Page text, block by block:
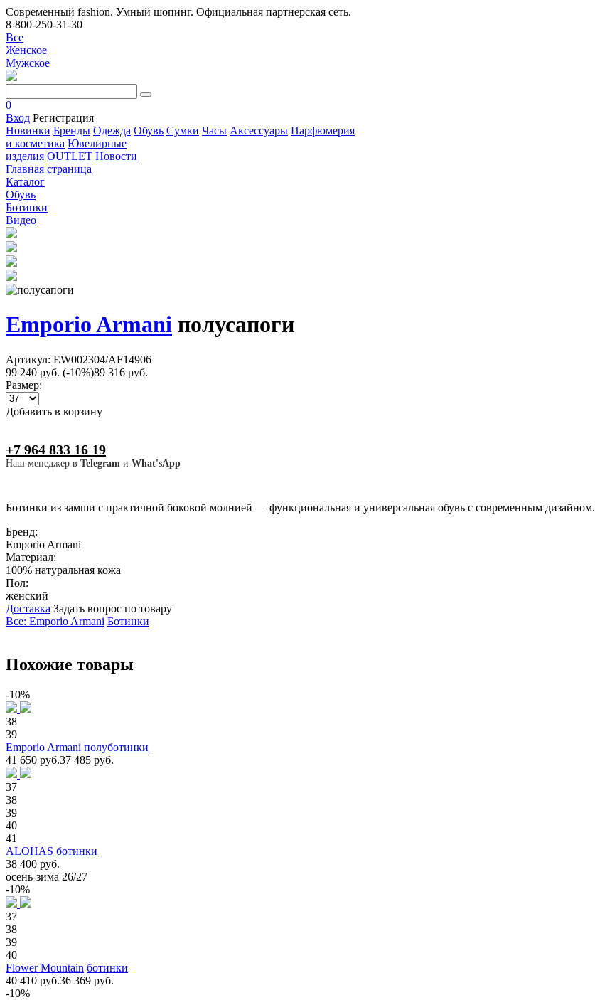
Современный fashion. Умный шопинг. Официальная партнерская сеть.
8-800-250-31-30
Все
Женское
Мужское
0
Вход Регистрация
Новинки Бренды Одежда Обувь Сумки Часы Аксессуары Парфюмерия
и косметика Ювелирные
изделия OUTLET Новости
Главная страница
Каталог
Обувь
Ботинки
Видео
Emporio Armani полусапоги
Артикул: EW002304/AF14906
99 240 руб. (-10%)89 316 руб.
Размер:
Добавить в корзину
+7 964 833 16 19
Наш менеджер в Telegram и What'sApp
Ботинки из замши с практичной боковой молнией — функциональная и универсальная обувь с современным дизайном.
Бренд:
Emporio Armani
Материал:
100% натуральная кожа
Пол:
женский
Доставка Задать вопрос по товару
Все: Emporio Armani Ботинки
Похожие товары
-10%
38
39
Emporio Armani полуботинки
41 650 руб.37 485 руб.
37
38
39
40
41
ALOHAS ботинки
38 400 руб.
осень-зима 26/27
-10%
37
38
39
40
Flower Mountain ботинки
40 410 руб.36 369 руб.
-10%